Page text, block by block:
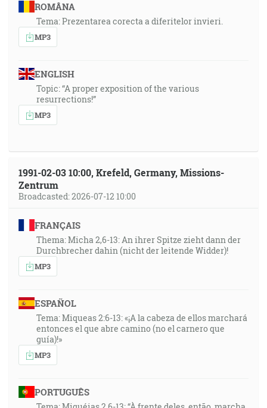
ROMÂNA
Tema: Prezentarea corecta a diferitelor invieri.
MP3
ENGLISH
Topic: “A proper exposition of the various
resurrections!”
MP3
1991-02-03 10:00, Krefeld, Germany, Missions-
Zentrum
Broadcasted: 2026-07-12 10:00
FRANÇAIS
Thema: Micha 2,6-13: An ihrer Spitze zieht dann der
Durchbrecher dahin (nicht der leitende Widder)!
MP3
ESPAÑOL
Tema: Miqueas 2:6-13: «¡A la cabeza de ellos marchará
entonces el que abre camino (no el carnero que
guía)!»
MP3
PORTUGUÊS